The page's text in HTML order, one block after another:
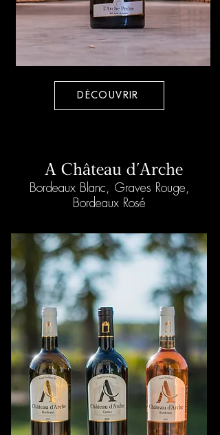
DÉCOUVRIR
A Château d'Arche
Bordeaux Blanc, Graves Rouge,
Bordeaux Rosé